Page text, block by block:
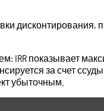
дисконтирования,
IRR показывает
за счет ссуды
убыточным.